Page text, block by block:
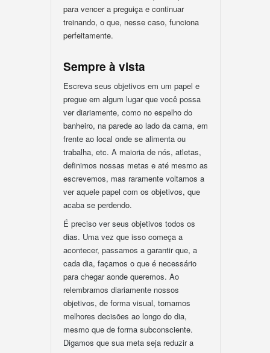
para vencer a preguiça e continuar
treinando, o que, nesse caso, funciona
perfeitamente.
Sempre à vista
Escreva seus objetivos em um papel e
pregue em algum lugar que você possa
ver diariamente, como no espelho do
banheiro, na parede ao lado da cama, em
frente ao local onde se alimenta ou
trabalha, etc. A maioria de nós, atletas,
definimos nossas metas e até mesmo as
escrevemos, mas raramente voltamos a
ver aquele papel com os objetivos, que
acaba se perdendo.
É preciso ver seus objetivos todos os
dias. Uma vez que isso começa a
acontecer, passamos a garantir que, a
cada dia, façamos o que é necessário
para chegar aonde queremos. Ao
relembramos diariamente nossos
objetivos, de forma visual, tomamos
melhores decisões ao longo do dia,
mesmo que de forma subconsciente.
Digamos que sua meta seja reduzir a